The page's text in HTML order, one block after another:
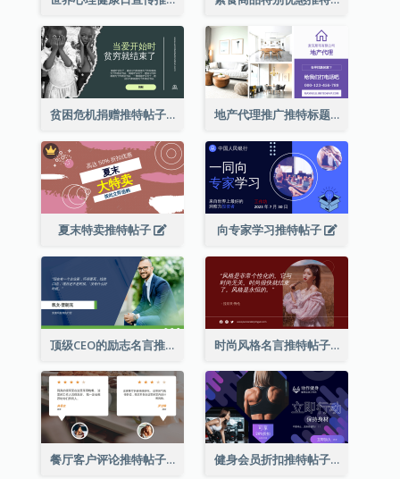
贫困危机捐赠推特帖子 地产代理推广推特标题
夏末特卖推特帖子 向专家学习推特帖子
顶级CEO的励志名言推特帖子 时尚风格名言推特帖子
餐厅客户评论推特帖子 健身会员折扣推特帖子